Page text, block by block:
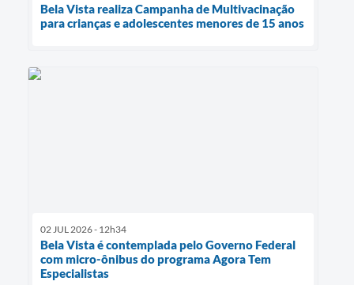
Bela Vista realiza Campanha de Multivacinação
para crianças e adolescentes menores de 15 anos
02 JUL 2026 - 12h34
Bela Vista é contemplada pelo Governo Federal
com micro-ônibus do programa Agora Tem
Especialistas